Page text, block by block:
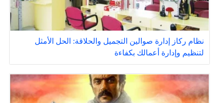
نظام ركاز إدارة صوالين التجميل والحلاقة: الحل الأمثل
لتنظيم وإدارة أعمالك بكفاءة